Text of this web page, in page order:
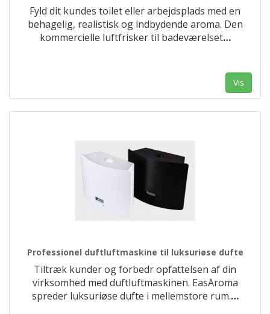
Fyld dit kundes toilet eller arbejdsplads med en
behagelig, realistisk og indbydende aroma. Den
kommercielle luftfrisker til badeværelset…
Vis
Professionel duftluftmaskine til luksuriøse dufte
Tiltræk kunder og forbedr opfattelsen af din
virksomhed med duftluftmaskinen. EasAroma
spreder luksuriøse dufte i mellemstore rum.…